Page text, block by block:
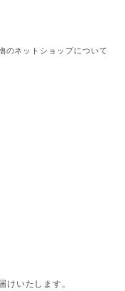
のネットショップについて
けいたします。